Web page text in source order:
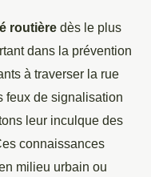
routière dès le plus
dans la prévention
à traverser la rue
feux de signalisation
leur inculque des
connaissances
milieu urbain ou